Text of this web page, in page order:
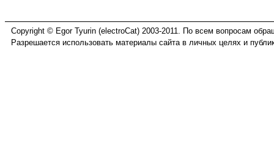
Copyright © Egor Tyurin (electroCat) 2003-2011. По всем вопросам
Разрешается использовать материалы сайта в личных целях и